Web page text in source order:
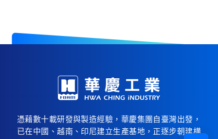
憑藉數十載研發與製造經驗，華慶集團自臺灣出發，
已在中國、越南、印尼建立生產基地，正逐步朝建構